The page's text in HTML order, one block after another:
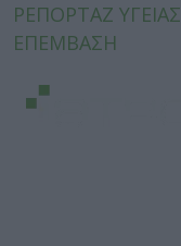
ΡΕΠΟΡΤΑΖ ΥΓΕΙΑΣ
ΕΠΕΜΒΑΣΗ